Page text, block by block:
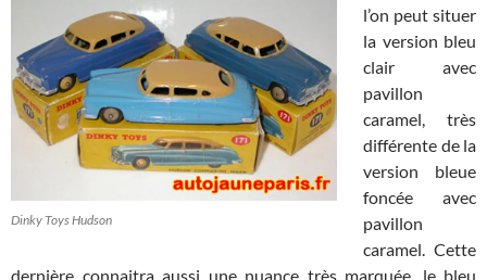
Dinky Toys Hudson
l’on peut situer
la version bleu
clair avec
pavillon
caramel, très
différente de la
version bleue
foncée avec
pavillon
caramel. Cette
dernière connaitra aussi une nuance très marquée, le bleu